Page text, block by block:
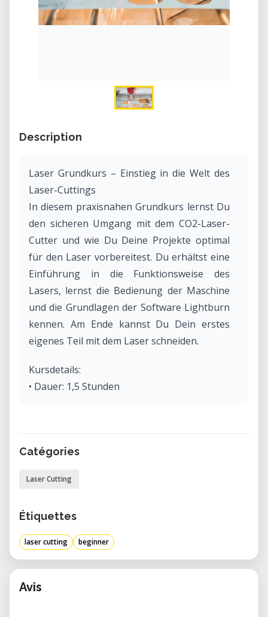
Description
Laser Grundkurs – Einstieg in die Welt des
Laser-Cuttings
In diesem praxisnahen Grundkurs lernst Du
den sicheren Umgang mit dem CO2-Laser-
Cutter und wie Du Deine Projekte optimal
für den Laser vorbereitest. Du erhältst eine
Einführung in die Funktionsweise des
Lasers, lernst die Bedienung der Maschine
und die Grundlagen der Software Lightburn
kennen. Am Ende kannst Du Dein erstes
eigenes Teil mit dem Laser schneiden.
Kursdetails:
• Dauer: 1,5 Stunden
vorbereitetes Vektor-Datei (z.B. DXF) auf
Monat abends oder am Wochenende statt,
bei ausreichendem Interesse. Individuelle
Termine sind nach Absprache möglich.
Anmeldung & Kontakt: Melde Dich vorab an
oder schreibe an
Catégories
Laser Cutting
Étiquettes
laser cutting beginner
Avis